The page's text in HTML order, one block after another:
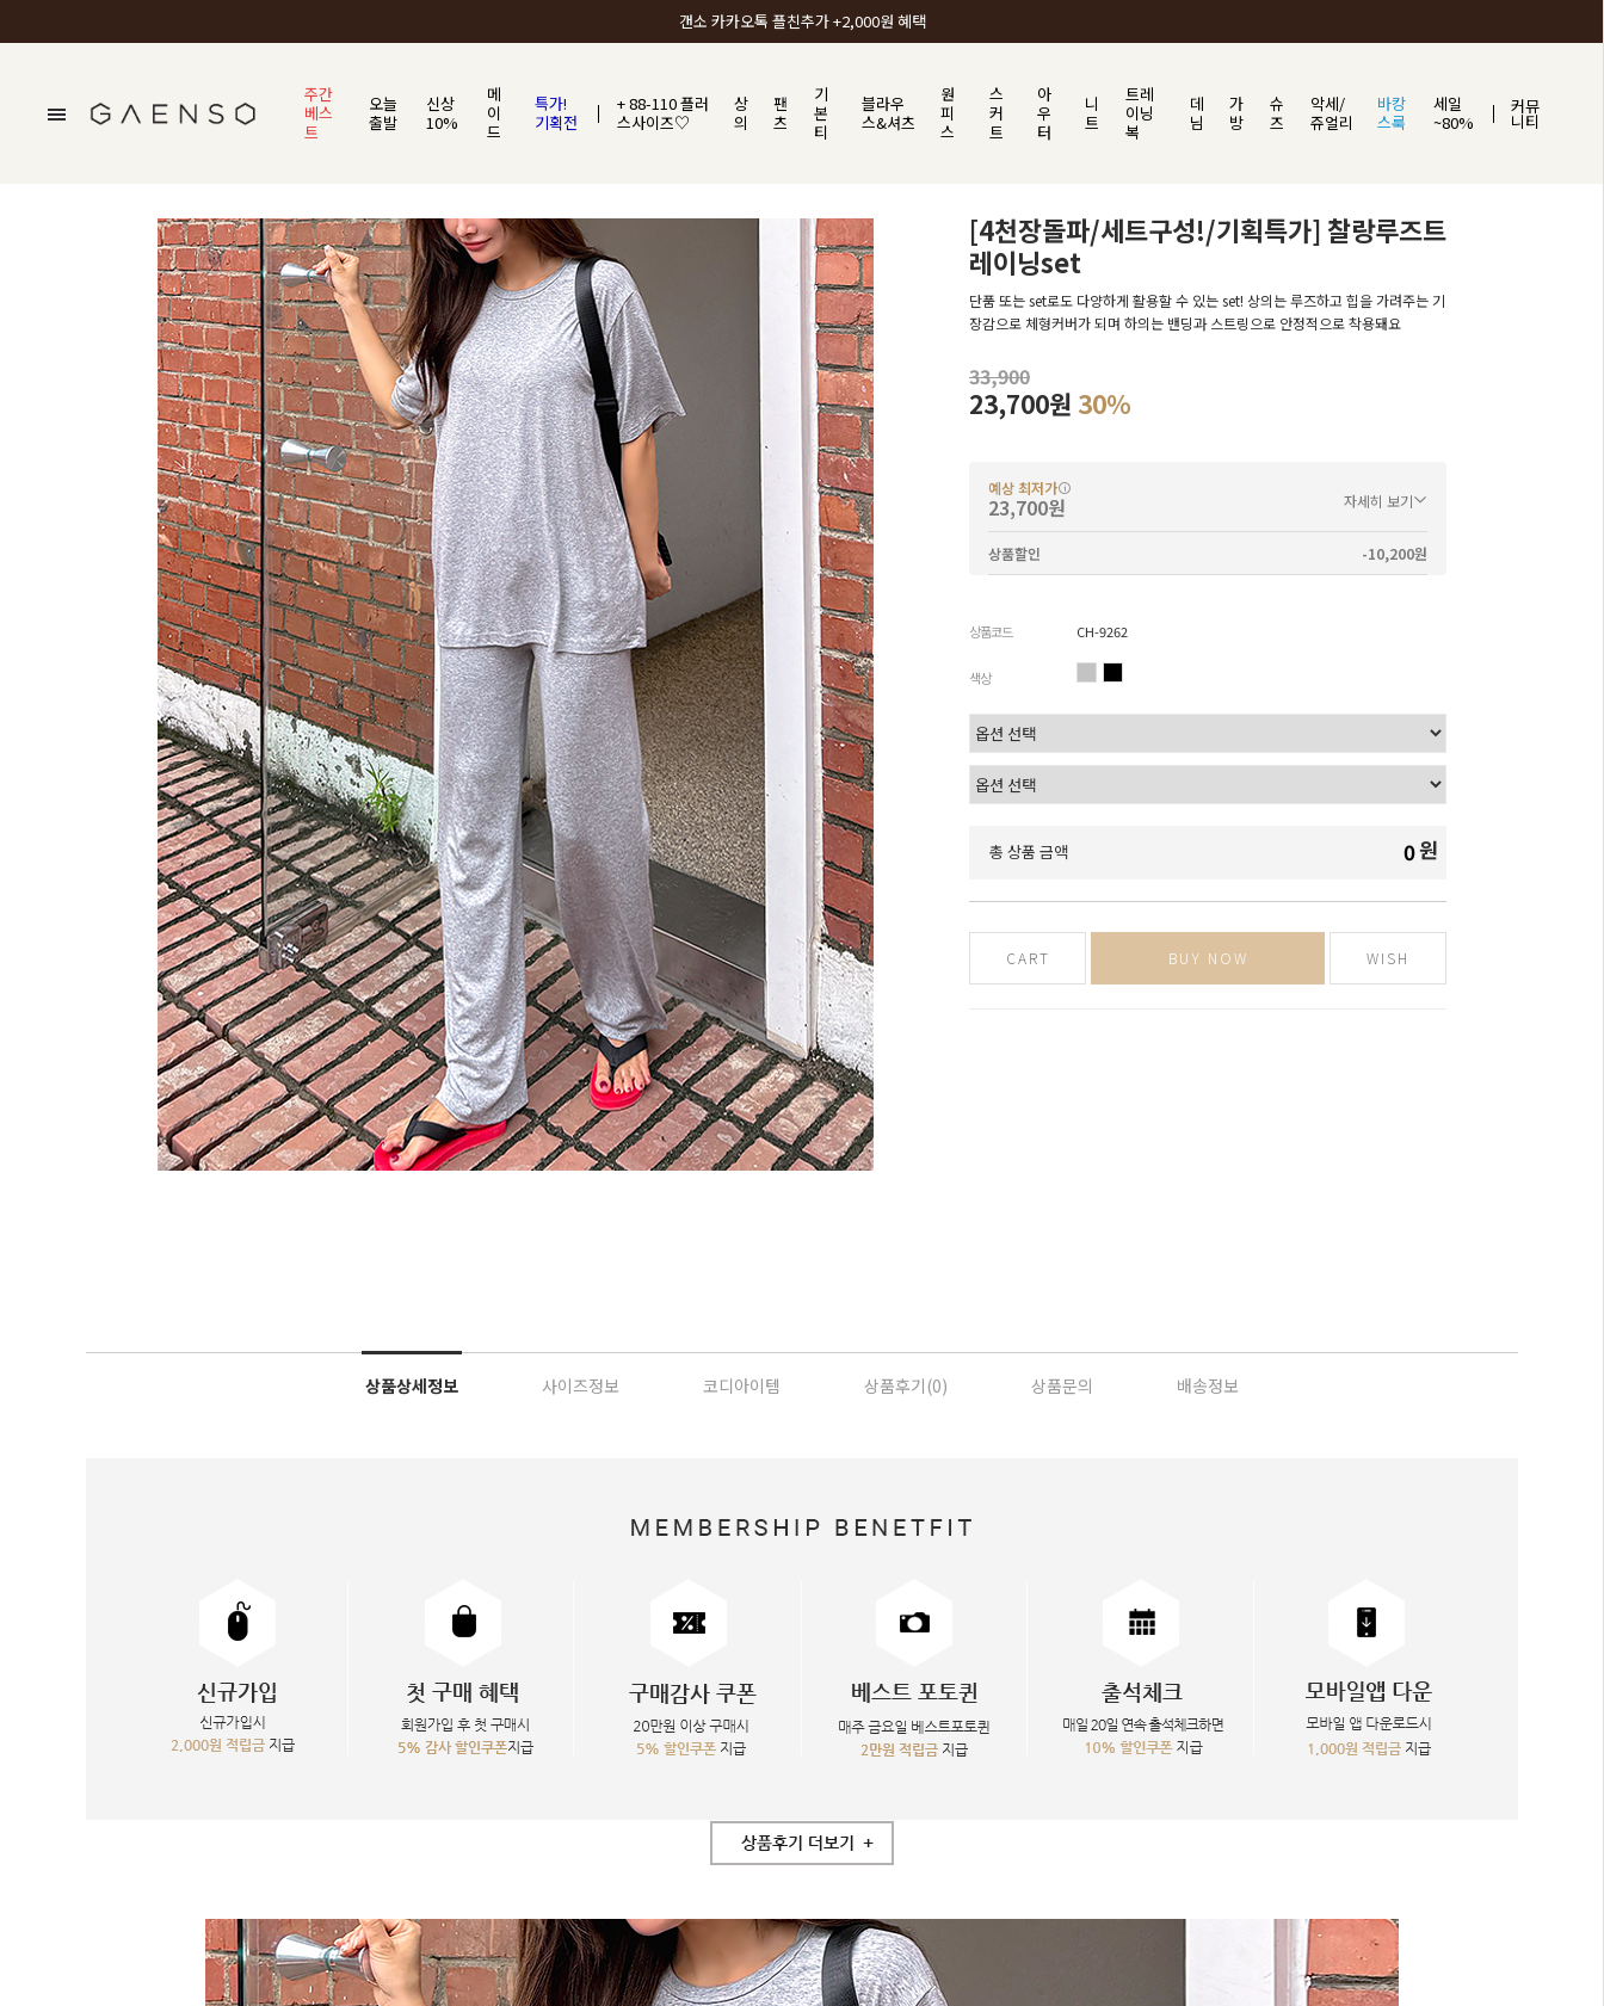
갠소에서 가장 많이 사랑받는 BEST ITEM
주간
베스
트
오늘
출발
신상
10%
메
이
드
특가!
기획전
+ 88-110 플러
스사이즈♡
상
의
팬
츠
기
본
티
블라우
스&셔츠
원
피
스
스
커
트
아
우
터
니
트
트레
이닝
복
데
님
가
방
슈
즈
악세/
쥬얼리
바캉
스룩
세일
~80%
커뮤
니티
[4천장돌파/세트구성!/기획특가] 찰랑루즈트
레이닝set
단품 또는 set로도 다양하게 활용할 수 있는 set! 상의는 루즈하고 힙을 가려주는 기
장감으로 체형커버가 되며 하의는 밴딩과 스트링으로 안정적으로 착용돼요
33,900
23,700원 30%
예상 최저가
23,700원 자세히 보기
상품할인 -10,200원
상품코드 CH-9262
색상
총 상품 금액 0원
CART BUY NOW WISH
상품상세정보 사이즈정보 코디아이템 상품후기(0) 상품문의 배송정보